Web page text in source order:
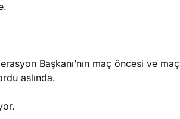
Başkanı’nın maç öncesi ve maç
aslında.